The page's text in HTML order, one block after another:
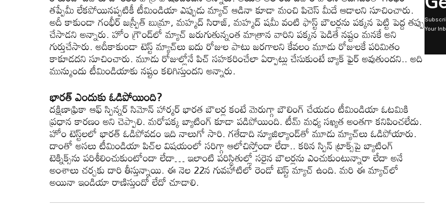
త‌ప్పేమీ లేక‌పోయిన‌ప్ప‌టికీ టీమిండియా ఎప్పుడు మ్యాచ్ ఆడినా కూడా మంచి పిచెస్ మీదే ఆడాల‌ని సూచించారు.
అదీ కాకుండా గంభీర్ జ‌స్ప్రీత్ బుమ్రా, మ‌హ్మ‌ద్ సిరాజ్, మ‌హ్మ‌ద్ ష‌మీ వంటి ఫాస్ట్ బౌల‌ర్ల‌ను ప‌క్క‌న పెట్టి పెద్ద త‌ప్పు
చేసాడ‌ని అన్నారు. హోం గ్రౌండ్‌లో మ్యాచ్ జ‌రుగుతున్నంత మాత్రాన వారిని ప‌క్క‌న పెడితే న‌ష్టం మ‌న‌కే అని
గుర్తుచేసారు. అదీకాకుండా టెస్ట్ మ్యాచ్‌లు ఐదు రోజుల పాటు జ‌ర‌గాల‌ని కేవ‌లం మూడు రోజుల‌కే ప‌రిమితం
కాకూడ‌ద‌ని సూచించారు. మూడు రోజుల్లోనే పిచ్ స‌హ‌క‌రించేలా ఏర్పాట్లు చేసుకుంటే బ్యాక్ ఫైర్ అవుతుంద‌ని.. అది
మున్ముందు టీమిండియాకు న‌ష్టం క‌లిగిస్తుంద‌ని అన్నారు.
భార‌త్ ఎందుకు ఓడిపోయింది?
ద‌క్షిణాఫ్రికా ఆఫ్‌ స్పిన్న‌ర్ సిమోన్ హార్మ‌ర్ భార‌త బౌల‌ర్ల కంటే మెరుగ్గా బౌలింగ్ చేయ‌డం టీమిండియా ఓట‌మికి
ప్ర‌ధాన కార‌ణం అని చెప్పాలి. మ‌రోప‌క్క బ్యాటింగ్ కూడా పడిపోయింది. టీమ్ మ‌ధ్య స‌ఖ్య‌త అంత‌గా క‌నిపించ‌లేదు.
హోం టెస్ట్‌ల‌లో భార‌త్ ఓడిపోవ‌డం ఇది నాలుగో సారి. గ‌తేడాది న్యూజిల్యాండ్‌తో మూడు మ్యాచ్‌లు ఓడిపోయారు.
దాంతో అస‌లు టీమిండియా పిచ్‌ల విష‌యంలో స‌రిగ్గా ఆలోచిస్తోందా లేదా.. క‌ఠిన స్పిన్ ట్రాక్స్‌పై బ్యాటింగ్
టెక్నిక్స్‌ను ప‌రిశీలించుకుంటోందా లేదా… ఇలాంటి ప‌రిస్థితుల్లో స‌రైన బౌల‌ర్ల‌ను ఎంచుకుంటున్నారా లేదా అనే
అంశాలు చ‌ర్చ‌కు దారి తీస్తున్నాయి. ఈ నెల 22న గువ‌హాటిలో రెండో టెస్ట్ మ్యాచ్ ఉంది. మ‌రి ఈ మ్యాచ్‌లో
అయినా ఇండియా రాణిస్తుందో లేదో చూడాలి.
Your